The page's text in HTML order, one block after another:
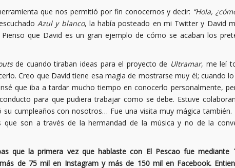
que nos permitió por fin conocernos y decir: “Hola,
Azul y blanco, la había posteado en mi Twitter y David
que David es un gran ejemplo de cómo se acaban los
de cuando tiraban ideas para el proyecto de Ultramar, me leí
Creo que David tiene esa magia de mostrarse muy él; cuando
que iba a tardar mucho tiempo en conocerlo personalmente,
para que pudiera trabajar como se debe. Estuve
su cumpleaños con nosotros… Fue una visita muy mágica también.
que son a través de la hermandad de la música y no de la
que la primera vez que hablaste con El Pescao fue
de 75 mil en Instagram y más de 150 mil en Facebook.